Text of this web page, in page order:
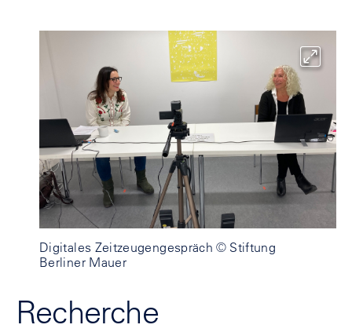
Digitales Zeitzeugengespräch © Stiftung
Berliner Mauer
Recherche